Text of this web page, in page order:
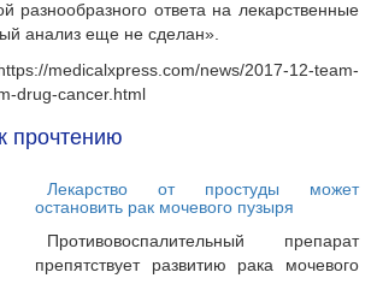
разнообразного ответа на лекарственные
анализ еще не сделан».
medicalxpress.com/news/2017-12-team-
drug-cancer.html
прочтению
Лекарство от простуды может
остановить рак мочевого пузыря
Противовоспалительный препарат
препятствует развитию рака мочевого